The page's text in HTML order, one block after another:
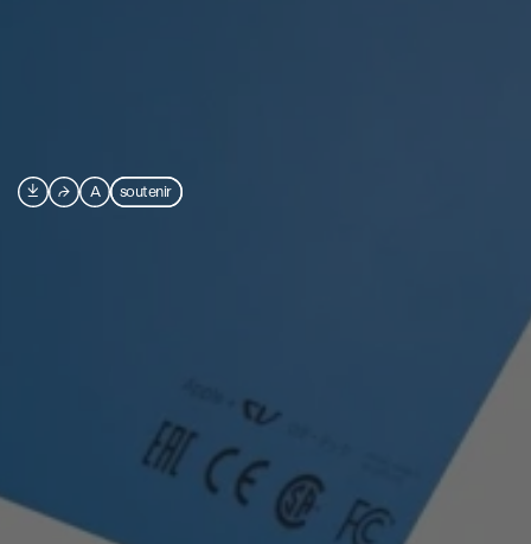
 ⮫ A soutenir